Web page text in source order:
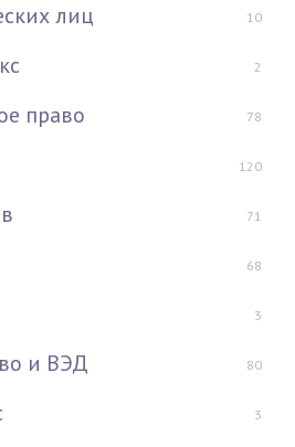
лиц 10
2
право 78
120
71
68
3
и ВЭД 80
3